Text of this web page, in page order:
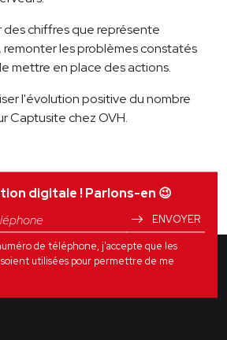
des chiffres que représente
remonter les problèmes constatés
mettre en place des actions.
l'évolution positive du nombre
Captusite chez OVH.
digitale ! Parlons-en 😉
ENVOYER
de téléphone, j'accepte que les
soient utilisées pour permettre de me